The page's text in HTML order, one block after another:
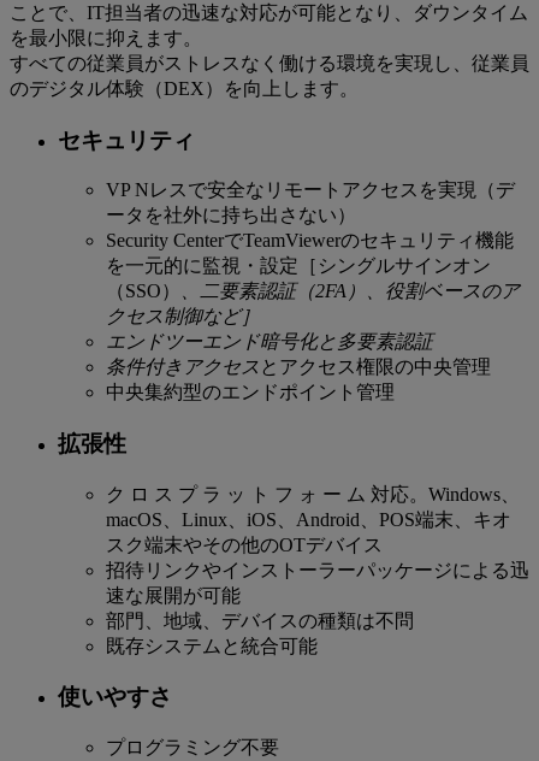
ことで、IT担当者の迅速な対応が可能となり、ダウンタイム
を最小限に抑えます。
すべての従業員がストレスなく働ける環境を実現し、従業員
のデジタル体験（DEX）を向上します。
セキュリティ
VP Nレスで安全なリモートアクセスを実現（デ
ータを社外に持ち出さない）
Security CenterでTeamViewerのセキュリティ機能
を一元的に監視・設定［シングルサインオン
（SSO）
、二要素認証（2FA）、役割ベースのア
クセス制御など］
エンドツーエンド暗号化と多要素認証
条件付きアクセス とアクセス権限の中央管理
中央集約型のエンドポイント管理
拡張性
ク ロ ス プ ラ ッ ト フ ォ ー ム 対応。Windows、
macOS、Linux、iOS、Android、POS端末、キオ
スク端末やその他のOTデバイス
招待リンクやインストーラーパッケージによる迅
速な展開が可能
部門、地域、デバイスの種類は不問
既存システムと統合可能
使いやすさ
プログラミング不要